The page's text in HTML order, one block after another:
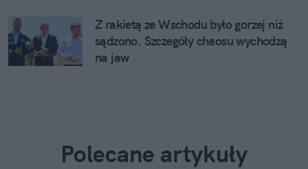
Z rakietą ze Wschodu było gorzej niż
sądzono. Szczegóły chaosu wychodzą
na jaw
Polecane artykuły